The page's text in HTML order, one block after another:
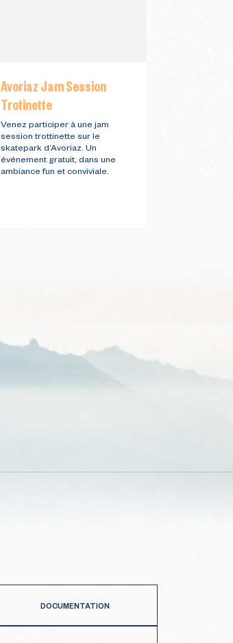
Avoriaz Jam Session
Trotinette
Venez participer à une jam
session trottinette sur le
skatepark d’Avoriaz. Un
événement gratuit, dans une
ambiance fun et conviviale.
DOCUMENTATION